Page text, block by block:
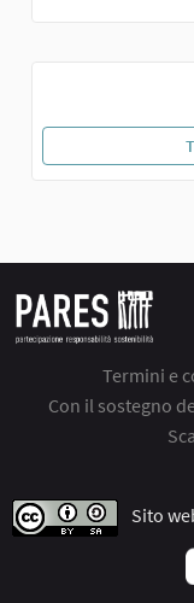
Termini e
Con il sostegno
Sito